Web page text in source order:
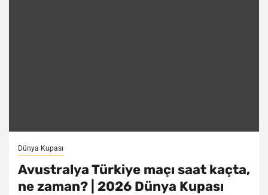
Dünya Kupası
Avustralya Türkiye maçı saat kaçta,
ne zaman? | 2026 Dünya Kupası